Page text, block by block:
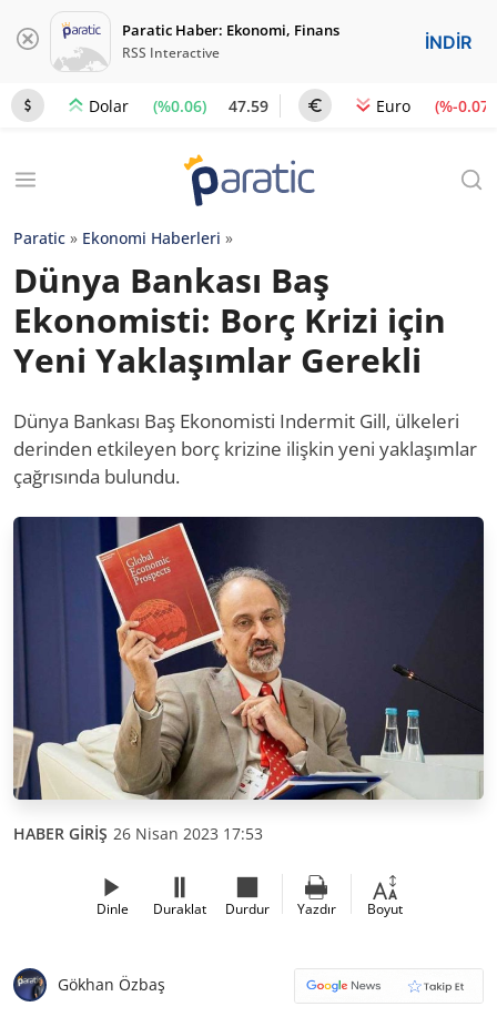
Paratic Haber: Ekonomi, Finans
RSS Interactive İNDİR
Dolar (%0.06) 47.59 Euro (%-0.07)
Paratic » Ekonomi Haberleri »
Dünya Bankası Baş
Ekonomisti: Borç Krizi için
Yeni Yaklaşımlar Gerekli
Dünya Bankası Baş Ekonomisti Indermit Gill, ülkeleri
derinden etkileyen borç krizine ilişkin yeni yaklaşımlar
çağrısında bulundu.
HABER GİRİŞ 26 Nisan 2023 17:53
Dinle Duraklat Durdur Yazdır Boyut
Gökhan Özbaş